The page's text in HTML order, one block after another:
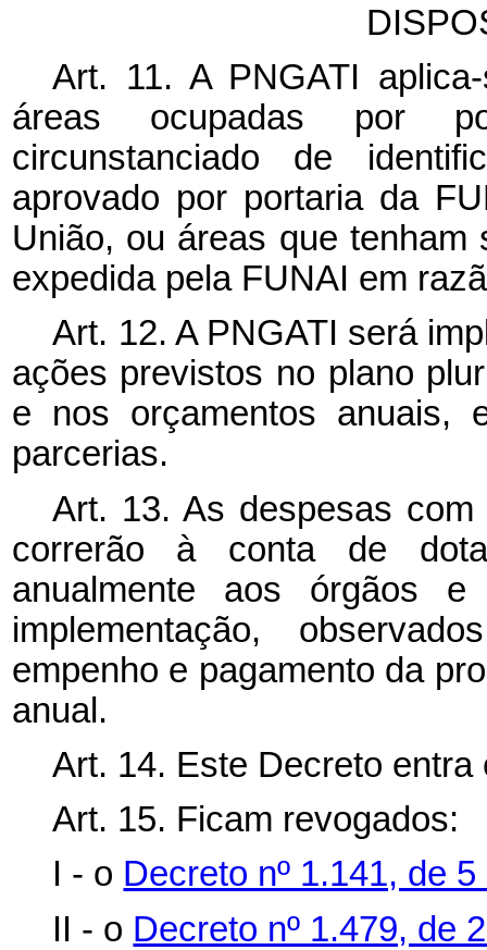
Art. 11. A PNGATI
áreas ocupadas por
circunstanciado de
aprovado por portaria da
União, ou áreas que
expedida pela FUNAI em
Art. 12. A PNGATI será
ações previstos no plano
e nos orçamentos anuais,
parcerias.
Art. 13. As despesas
correrão à conta de
anualmente aos órgãos
implementação,
empenho e pagamento da
anual.
Art. 14. Este Decreto
Art. 15. Ficam revogados:
I - o Decreto nº 1.141, de
II - o Decreto nº 1.479, de